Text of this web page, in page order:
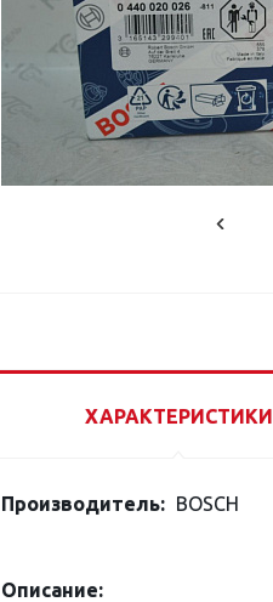
ХАРАКТЕРИСТИКИ
Производитель: BOSCH
Описание: